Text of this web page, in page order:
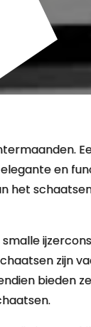
en
het
zijn
bieden